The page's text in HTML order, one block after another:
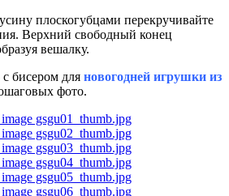
плоскогубцами перекручивайте
Верхний свободный конец
вешалку.
бисером для новогодней игрушки из
фото.